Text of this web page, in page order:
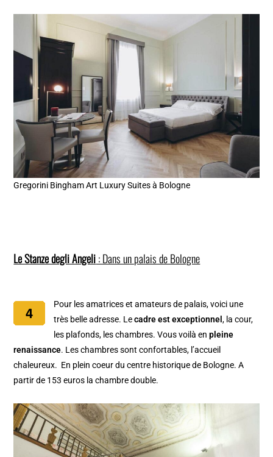
Gregorini Bingham Art Luxury Suites à Bologne
Le Stanze degli Angeli: Dans un palais de Bologne
Pour les amatrices et amateurs de palais, voici une
très belle adresse. Lecadre est exceptionnel, la cour,
les plafonds, les chambres. Vous voilà enpleine
renaissance. Les chambres sont confortables, l’accueil
chaleureux. En plein coeur du centre historique de Bologne. A
partir de 153 euros la chambre double.